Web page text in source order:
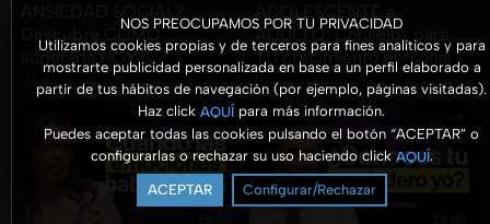
NOS PREOCUPAMOS POR TU PRIVACIDAD
Utilizamos cookies propias y de terceros para fines analíticos y para
mostrarte publicidad personalizada en base a un perfil elaborado a
partir de tus hábitos de navegación (por ejemplo, páginas visitadas).
Haz click AQUÍ para más información.
Puedes aceptar todas las cookies pulsando el botón “ACEPTAR” o
configurarlas o rechazar su uso haciendo click AQUÍ.
ACEPTAR Configurar/Rechazar
Descubre CÓMO
superarla HOY
Hace 5 meses
ADULTO: Consejos para
TU crecimiento personal
Hace 5 meses